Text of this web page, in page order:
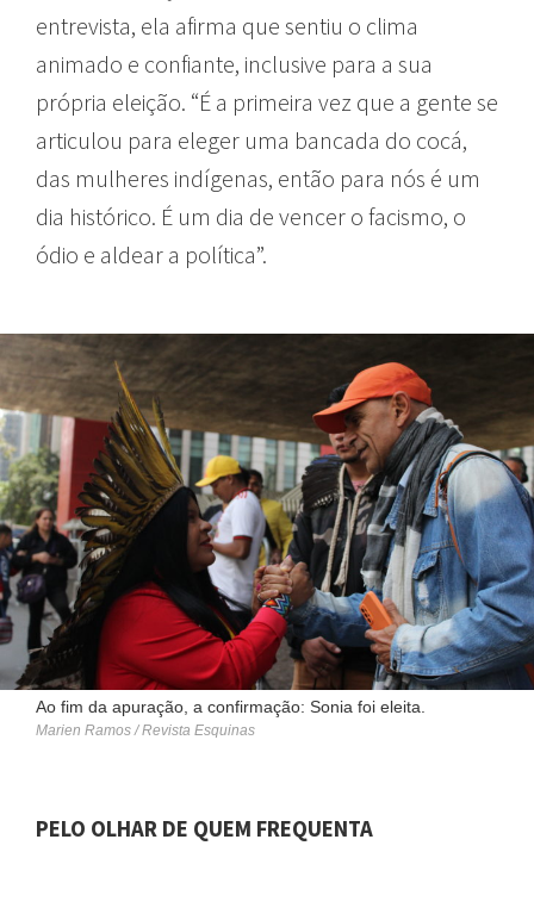
entrevista, ela afirma que sentiu o clima
animado e confiante, inclusive para a sua
própria eleição. “É a primeira vez que a gente se
articulou para eleger uma bancada do cocá,
das mulheres indígenas, então para nós é um
dia histórico. É um dia de vencer o facismo, o
ódio e aldear a política”.
Ao fim da apuração, a confirmação: Sonia foi eleita.
Marien Ramos / Revista Esquinas
PELO OLHAR DE QUEM FREQUENTA